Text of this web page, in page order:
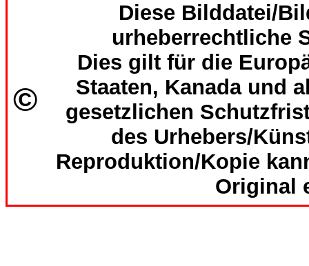
©
Diese Bilddatei/
urheberrechtliche
Dies gilt für die
Staaten, Kanada und
gesetzlichen
des Urhebers/
Reproduktion/Kopie
Original